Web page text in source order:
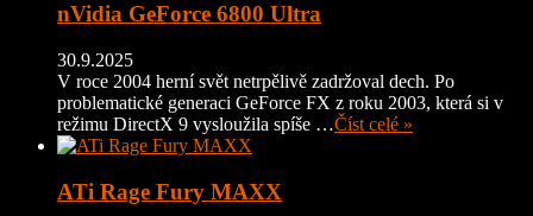
nVidia GeForce 6800 Ultra
30.9.2025
V roce 2004 herní svět netrpělivě zadržoval dech. Po
problematické generaci GeForce FX z roku 2003, která si v
režimu DirectX 9 vysloužila spíše …Číst celé »
ATi Rage Fury MAXX